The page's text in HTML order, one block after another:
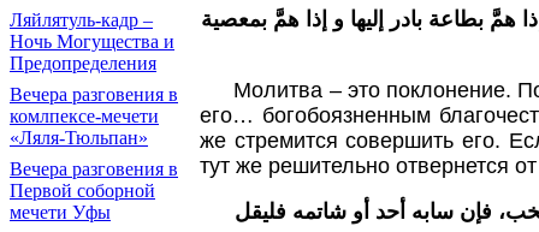
Ляйлятуль-кадр –
Ночь Могущества и
Предопределения
Вечера разговения в
комлпексе-мечети
«Ляля-Тюльпан»
Вечера разговения в
Первой соборной
мечети Уфы
همَّ بطاعة بادر إليها و إذا همَّ بمعصية
Молитва – это поклонение.
его… богобоязненным
же стремится совершить его.
тут же решительно отвернется
فإن سابه أحد أو شاتمه فليقل